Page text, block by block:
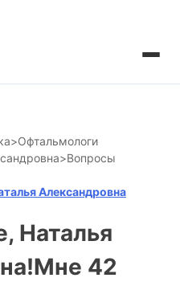
>Офтальмологи
>Вопросы
Александровна
Наталья
42